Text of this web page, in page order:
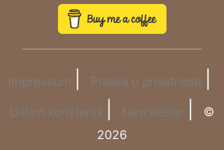
Impressum Pravila o privatnosti
Uslovi korištenja Newsletter
©
2026